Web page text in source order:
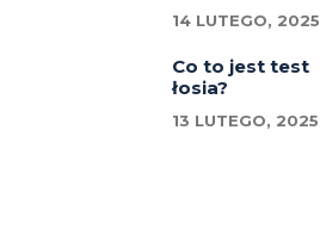
14 LUTEGO, 2025
Co to jest test
łosia?
13 LUTEGO, 2025